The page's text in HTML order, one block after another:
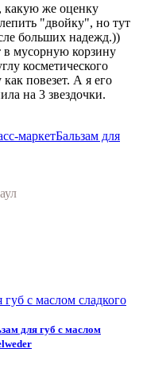
какую же оценку
"двойку", но тут
больших надежд.))
в мусорную корзину
косметического
повезет. А я его
на 3 звездочки.
маркетБальзам для
для губ с маслом